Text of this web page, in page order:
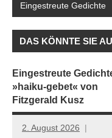
Eingestreute Gedichte
DAS KÖNNTE SIE
Eingestreute
»haiku-gebet« von
Fitzgerald Kusz
2. August 2026